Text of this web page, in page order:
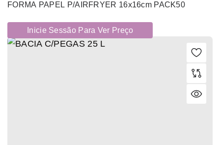
FORMA PAPEL P/AIRFRYER 16x16cm PACK50
Inicie Sessão Para Ver Preço